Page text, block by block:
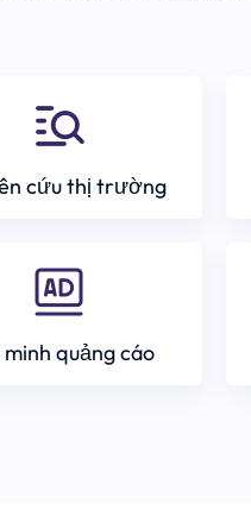
cứu thị trường
minh quảng cáo